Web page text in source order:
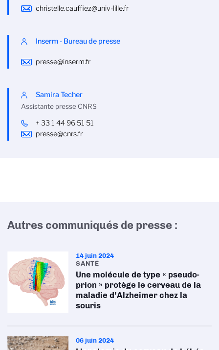
christelle.cauffiez@univ-lille.fr
Inserm - Bureau de presse
presse@inserm.fr
Samira Techer
Assistante presse CNRS
+ 33 1 44 96 51 51
presse@cnrs.fr
Autres communiqués de presse :
14 juin 2024
SANTÉ
Une molécule de type « pseudo-
prion » protège le cerveau de la
maladie d’Alzheimer chez la
souris
06 juin 2024